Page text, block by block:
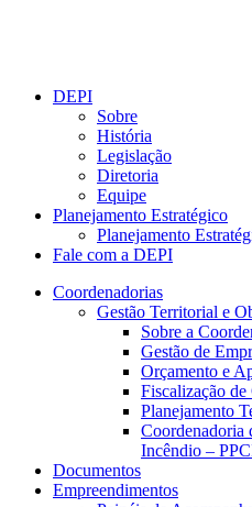
DEPI
Sobre
História
Legislação
Diretoria
Equipe
Planejamento Estratégico
Planejamento
Fale com a DEPI
Coordenadorias
Gestão Territorial e
Sobre a
Gestão de
Orçamento e
Fiscalização
Planejamento
Coordenadoria
Incêndio –
Documentos
Empreendimentos